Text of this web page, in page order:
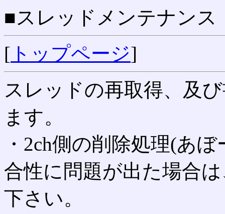
■スレッドメンテナンス
[ トップページ]
スレッドの再取得、及
ます。
・2ch側の削除処理(あ
合性に問題が出た場合
下さい。